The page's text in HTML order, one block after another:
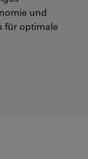
und
für optimale